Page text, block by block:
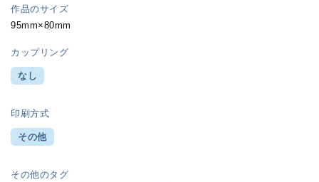
作品のサイズ
95mm×80mm
カップリング
なし
印刷方式
その他
その他のタグ